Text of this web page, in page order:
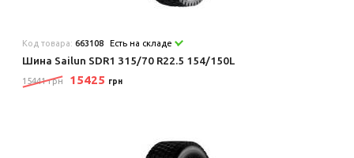
Код товара:663108 Есть на складе
Шина Sailun SDR1 315/70 R22.5 154/150L
15441 грн 15425 грн